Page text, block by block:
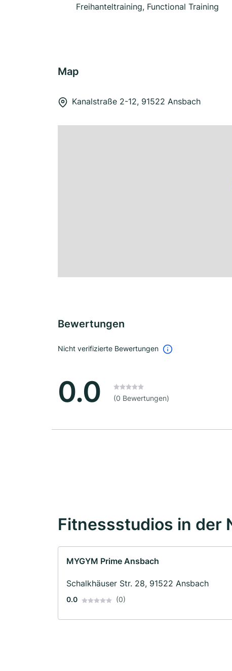
Freihanteltraining, Functional Training
Map
Kanalstraße 2-12, 91522 Ansbach
Bewertungen
Nicht verifizierte Bewertungen
0.0 (0 Bewertungen)
Fitnessstudios in der
MYGYM Prime Ansbach
Schalkhäuser Str. 28, 91522 Ansbach
0.0 (0)